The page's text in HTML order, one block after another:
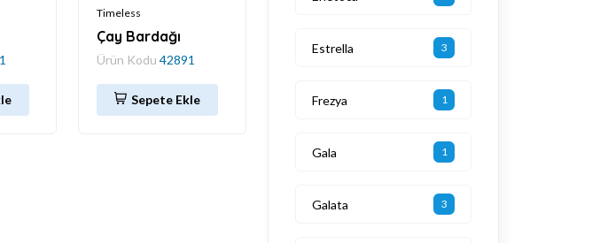
Timeless
Çay Bardağı
Ürün Kodu42891
Sepete Ekle
Estrella 3
Frezya 1
Gala 1
Galata 3